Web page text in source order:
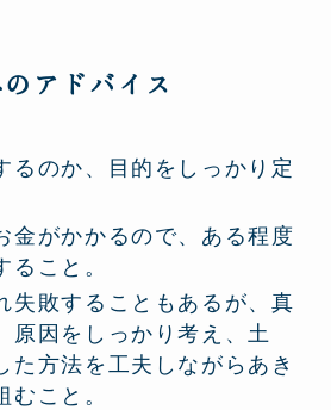
アドバイス
るのか、目的をしっかり定
金がかかるので、ある程度
ること。
失敗することもあるが、真
原因をしっかり考え、土
た方法を工夫しながらあき
むこと。